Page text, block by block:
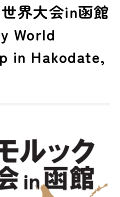
界大会in函館
World
in Hakodate,